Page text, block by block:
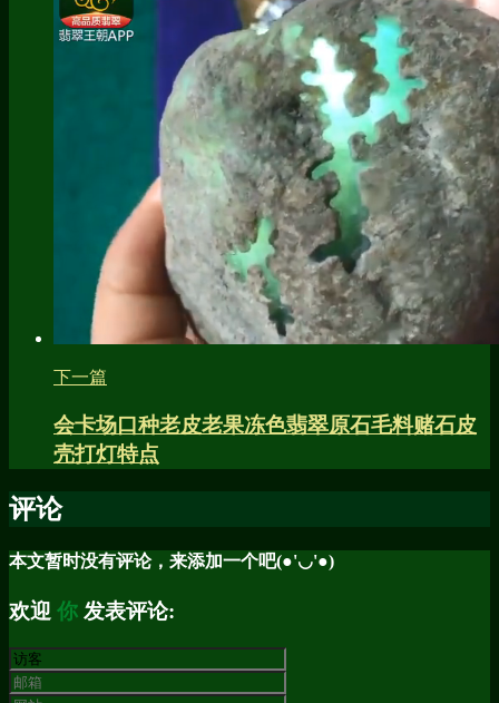
下一篇
会卡场口种老皮老果冻色翡翠原石毛料赌石皮
壳打灯特点
评论
本文暂时没有评论，来添加一个吧(●'◡'●)
欢迎 你 发表评论: